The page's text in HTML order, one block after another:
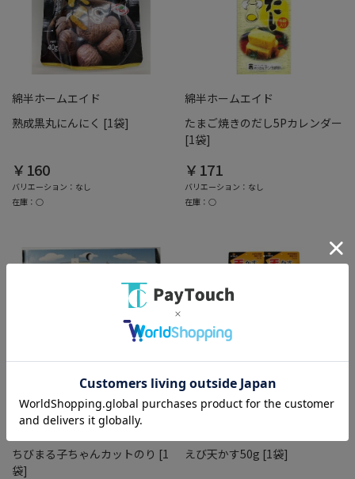
綿半ホームエイド
熟成黒丸にんにく [1袋]
￥160
バリエーション：なし
在庫：○
綿半ホームエイド
たまご焼きのだし5Pカレンダー
[1袋]
￥171
バリエーション：なし
在庫：○
綿半ホームエイド
ちびまる子ちゃんカットのり [1
袋]
えび天かす50g [1袋]